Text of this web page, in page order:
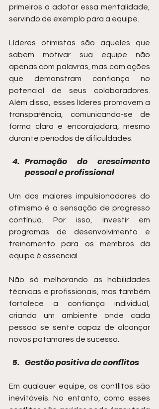
primeiros a adotar essa mentalidade,
servindo de exemplo para a equipe.
Líderes otimistas são aqueles que
sabem motivar sua equipe não
apenas com palavras, mas com ações
que demonstram confiança no
potencial de seus colaboradores.
Além disso, esses líderes promovem a
transparência, comunicando-se de
forma clara e encorajadora, mesmo
durante períodos de dificuldades.
Promoção do crescimento
pessoal e profissional
Um dos maiores impulsionadores do
otimismo é a sensação de progresso
contínuo. Por isso, investir em
programas de desenvolvimento e
treinamento para os membros da
equipe é essencial.
Não só melhorando as habilidades
técnicas e profissionais, mas também
fortalece a confiança individual,
criando um ambiente onde cada
pessoa se sente capaz de alcançar
novos patamares de sucesso.
Gestão positiva de conflitos
Em qualquer equipe, os conflitos são
inevitáveis. No entanto, como esses